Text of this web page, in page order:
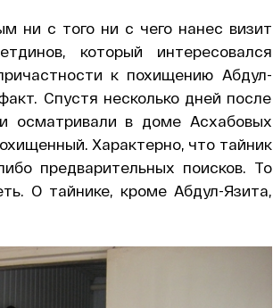
ни с того ни с чего нанес визит
который интересовался
к похищению Абдул-
Спустя несколько дней после
осматривали в доме Асхабовых
Характерно, что тайник
предварительных поисков. То
О тайнике, кроме Абдул-Язита,